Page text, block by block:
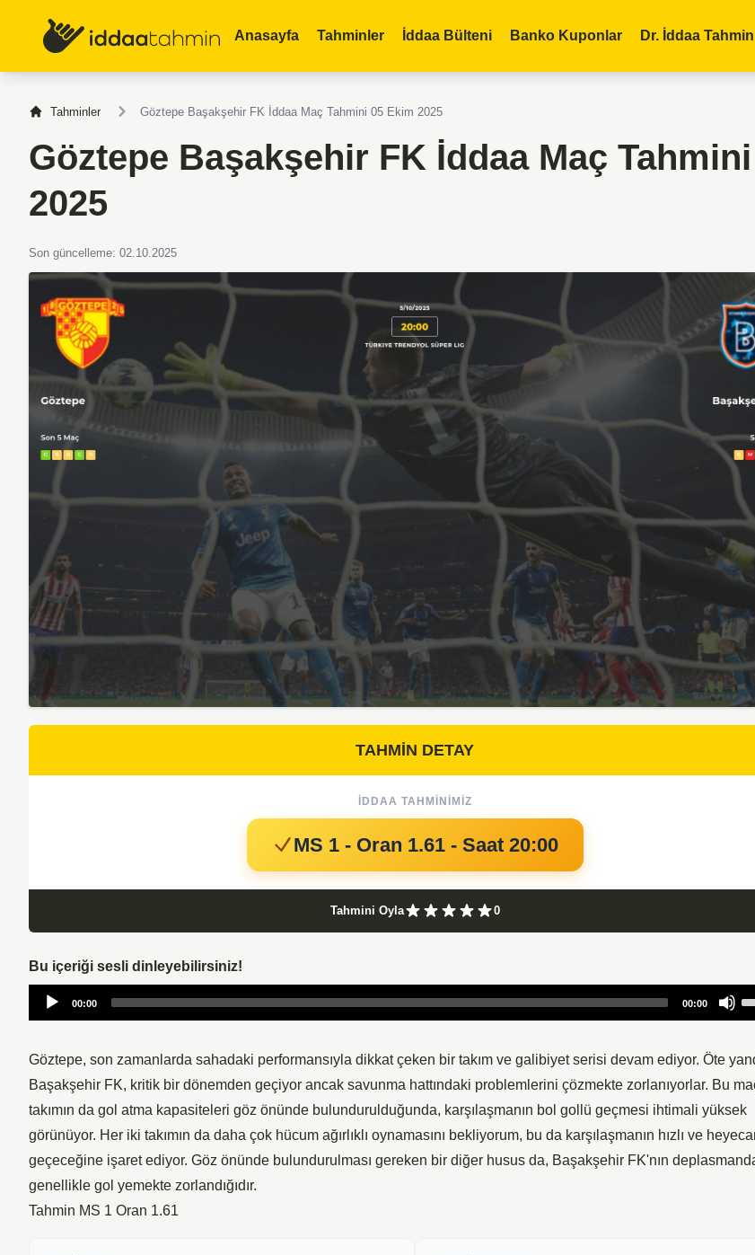
Anasayfa Tahminler İddaa Bülteni Banko Kuponlar Dr. İddaa Tahmin
Tahminler Göztepe Başakşehir FK İddaa Maç Tahmini 05 Ekim 2025
Göztepe Başakşehir FK İddaa Maç
2025
Son güncelleme: 02.10.2025
TAHMİN DETAY
İDDAA TAHMINIMIZ
MS 1 - Oran 1.61 - Saat 20:00
Tahmini Oyla 0
Bu içeriği sesli dinleyebilirsiniz!
Audio
00:00 00:00
to
Göztepe, son zamanlarda sahadaki performansıyla dikkat çeken bir takım ve galibiyet serisi devam ediyor. Öte
Başakşehir FK, kritik bir dönemden geçiyor ancak savunma hattındaki problemlerini çözmekte zorlanıyorlar. Bu
takımın da gol atma kapasiteleri göz önünde bulundurulduğunda, karşılaşmanın bol gollü geçmesi ihtimali yüksek
görünüyor. Her iki takımın da daha çok hücum ağırlıklı oynamasını bekliyorum, bu da karşılaşmanın hızlı ve
geçeceğine işaret ediyor. Göz önünde bulundurulması gereken bir diğer husus da, Başakşehir FK'nın
genellikle gol yemekte zorlandığıdır.
Tahmin MS 1 Oran 1.61